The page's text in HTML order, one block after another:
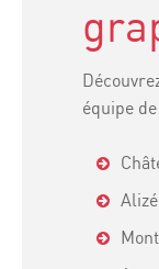
équipe